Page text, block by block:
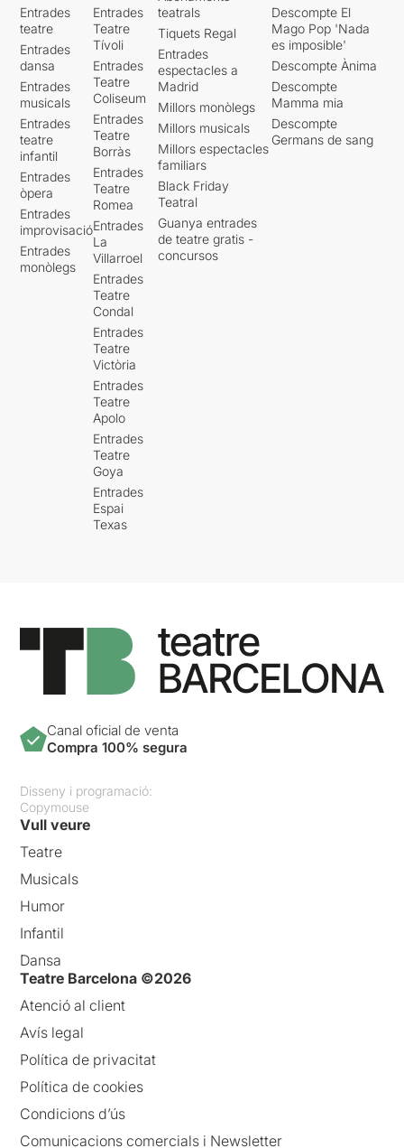
Entrades
teatre
Entrades
dansa
Entrades
musicals
Entrades
teatre
infantil
Entrades
òpera
Entrades
improvisació
Entrades
monòlegs
Entrades
Teatre
Tívoli
Entrades
Teatre
Coliseum
Entrades
Teatre
Borràs
Entrades
Teatre
Romea
Entrades
La
Villarroel
Entrades
Teatre
Condal
Entrades
Teatre
Victòria
Entrades
Teatre
Apolo
Entrades
Teatre
Goya
Entrades
Espai
Texas
teatrals
Tiquets Regal
Entrades
espectacles a
Madrid
Millors monòlegs
Millors musicals
Millors espectacles
familiars
Black Friday
Teatral
Guanya entrades
de teatre gratis -
concursos
Descompte El
Mago Pop 'Nada
es imposible'
Descompte Ànima
Descompte
Mamma mia
Descompte
Germans de sang
Canal oficial de venta
Compra 100% segura
Disseny i programació:
Copymouse
Vull veure
Teatre
Musicals
Humor
Infantil
Dansa
Teatre Barcelona ©2026
Atenció al client
Avís legal
Política de privacitat
Política de cookies
Condicions d’ús
Comunicacions comercials i Newsletter